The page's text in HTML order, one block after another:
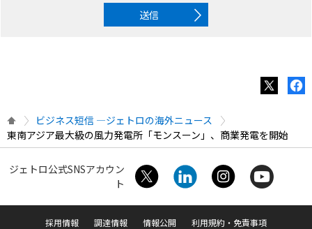
送信
ビジネス短信 ―ジェトロの海外ニュース
東南アジア最大級の風力発電所「モンスーン」、商業発電を開始
ジェトロ公式SNSアカウン
ト
採用情報 調達情報 情報公開 利用規約・免責事項